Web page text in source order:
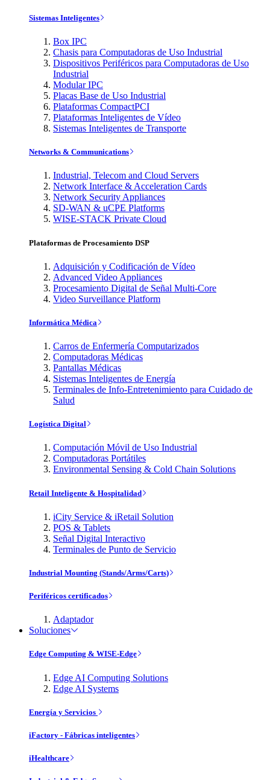
Sistemas Inteligentes
Box IPC
Chasis para Computadoras de Uso Industrial
Dispositivos Periféricos para Computadoras de Uso
Industrial
Modular IPC
Placas Base de Uso Industrial
Plataformas CompactPCI
Plataformas Inteligentes de Vídeo
Sistemas Inteligentes de Transporte
Networks & Communications
Industrial, Telecom and Cloud Servers
Network Interface & Acceleration Cards
Network Security Appliances
SD-WAN & uCPE Platforms
WISE-STACK Private Cloud
Plataformas de Procesamiento DSP
Adquisición y Codificación de Vídeo
Advanced Video Appliances
Procesamiento Digital de Señal Multi-Core
Video Surveillance Platform
Informática Médica
Carros de Enfermería Computarizados
Computadoras Médicas
Pantallas Médicas
Sistemas Inteligentes de Energía
Terminales de Info-Entretenimiento para Cuidado de
Salud
Logística Digital
Computación Móvil de Uso Industrial
Computadoras Portátiles
Environmental Sensing & Cold Chain Solutions
Retail Inteligente & Hospitalidad
iCity Service & iRetail Solution
POS & Tablets
Señal Digital Interactivo
Terminales de Punto de Servicio
Industrial Mounting (Stands/Arms/Carts)
Periféricos certificados
Adaptador
Soluciones
Edge Computing & WISE-Edge
Edge AI Computing Solutions
Edge AI Systems
Energía y Servicios
iFactory - Fábricas inteligentes
iHealthcare